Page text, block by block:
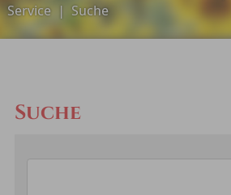
Service | Suche
Suche